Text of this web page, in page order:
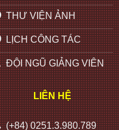
THƯ VIỆN ẢNH
LỊCH CÔNG TÁC
ĐỘI NGŨ GIẢNG VIÊN
LIÊN HỆ
(+84) 0251.3.980.789